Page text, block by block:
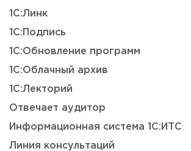
1С:Линк
1С:Подпись
1С:Обновление программ
1С:Облачный архив
1С:Лекторий
Отвечает аудитор
Информационная система 1С:ИТС
Линия консультаций